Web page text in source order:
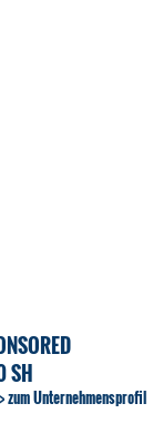
SH
zum Unternehmensprofil